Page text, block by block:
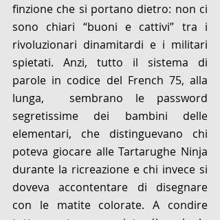
finzione che si portano dietro: non ci
sono chiari “buoni e cattivi” tra i
rivoluzionari dinamitardi e i militari
spietati. Anzi, tutto il sistema di
parole in codice del French 75, alla
lunga,  sembrano le password
segretissime dei bambini delle
elementari, che distinguevano chi
poteva giocare alle Tartarughe Ninja
durante la ricreazione e chi invece si
doveva accontentare di disegnare
con le matite colorate. A condire